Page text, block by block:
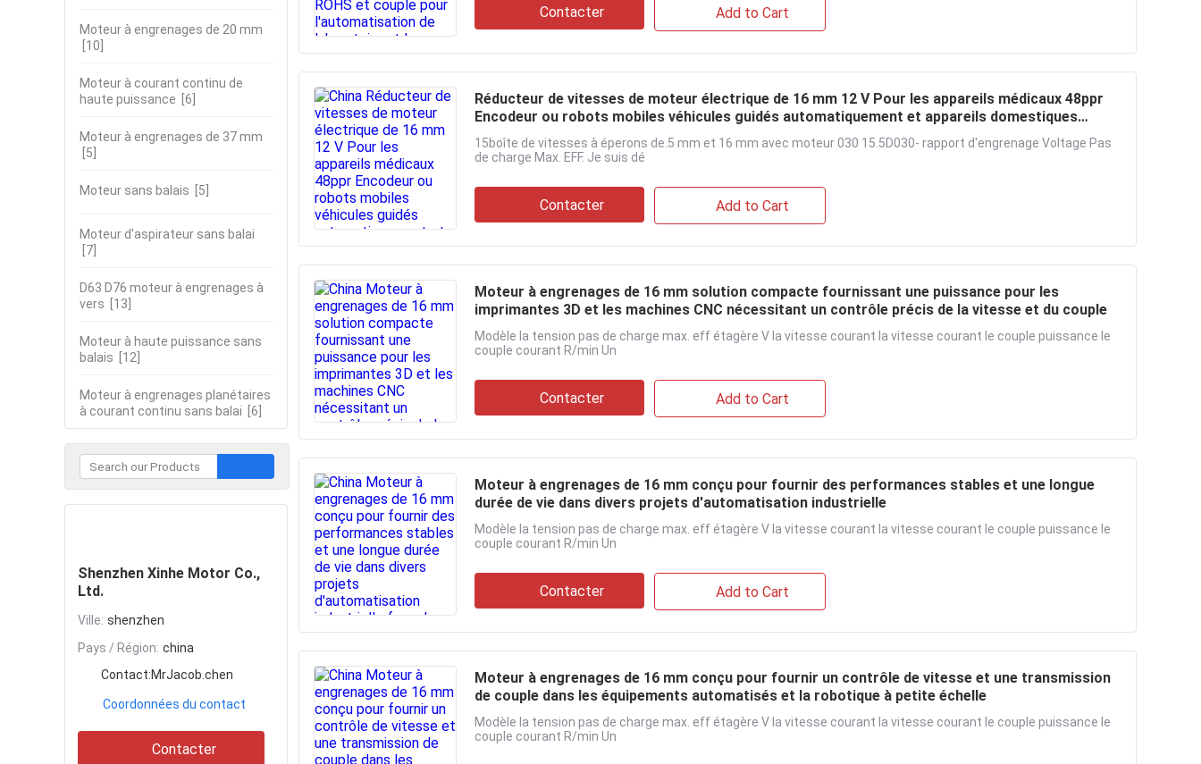
Moteur à engrenages de 20 mm
[10]
Moteur à courant continu de
haute puissance [6]
Moteur à engrenages de 37 mm
[5]
Moteur sans balais [5]
Moteur d'aspirateur sans balai
[7]
D63 D76 moteur à engrenages à
vers [13]
Moteur à haute puissance sans
balais [12]
Moteur à engrenages planétaires
à courant continu sans balai [6]
Shenzhen Xinhe Motor Co.,
Ltd.
Ville: shenzhen
Pays / Région: china
Contact:MrJacob.chen
Coordonnées du contact
Contacter
Contacter Add to Cart
Réducteur de vitesses de moteur électrique de 16 mm 12 V Pour les appareils médicaux 48ppr
Encodeur ou robots mobiles véhicules guidés automatiquement et appareils domestiques
intelligents
15boîte de vitesses à éperons de.5 mm et 16 mm avec moteur 030 15.5D030- rapport d'engrenage Voltage Pas
de charge Max. EFF. Je suis dé
Contacter Add to Cart
Moteur à engrenages de 16 mm solution compacte fournissant une puissance pour les
imprimantes 3D et les machines CNC nécessitant un contrôle précis de la vitesse et du couple
Modèle la tension pas de charge max. eff étagère V la vitesse courant la vitesse courant le couple puissance le
couple courant R/min Un
Contacter Add to Cart
Moteur à engrenages de 16 mm conçu pour fournir des performances stables et une longue
durée de vie dans divers projets d'automatisation industrielle
Modèle la tension pas de charge max. eff étagère V la vitesse courant la vitesse courant le couple puissance le
couple courant R/min Un
Contacter Add to Cart
Moteur à engrenages de 16 mm conçu pour fournir un contrôle de vitesse et une transmission
de couple dans les équipements automatisés et la robotique à petite échelle
Modèle la tension pas de charge max. eff étagère V la vitesse courant la vitesse courant le couple puissance le
couple courant R/min Un